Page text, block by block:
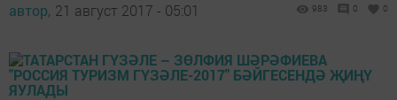
автор, 21 август 2017 - 05:01 983 0 0